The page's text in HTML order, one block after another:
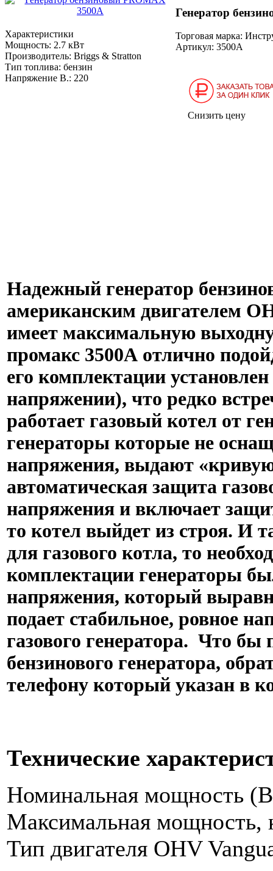
Характеристики
Мощность: 2.7 кВт
Производитель: Briggs & Stratton
Тип топлива: бензин
Напряжение В.: 220
Генератор
Торговая марка:
Артикул: 3500A
Снизить цену
Надежный генератор
американским двигателем
имеет максимальную
промакс 3500А отлично
его комплектации установлен
напряжении), что редко
работает газовый котел от
генераторы которые не
напряжения, выдают
автоматическая защита
напряжения и включает
то котел выйдет из строя. И
для газового котла, то
комплектации генераторы
напряжения, который
подает стабильное, ровное
газового генератора. Что
бензинового генератора,
телефону который указан в
Технические
Номинальная мощность
Максимальная
Тип двигателя OHV